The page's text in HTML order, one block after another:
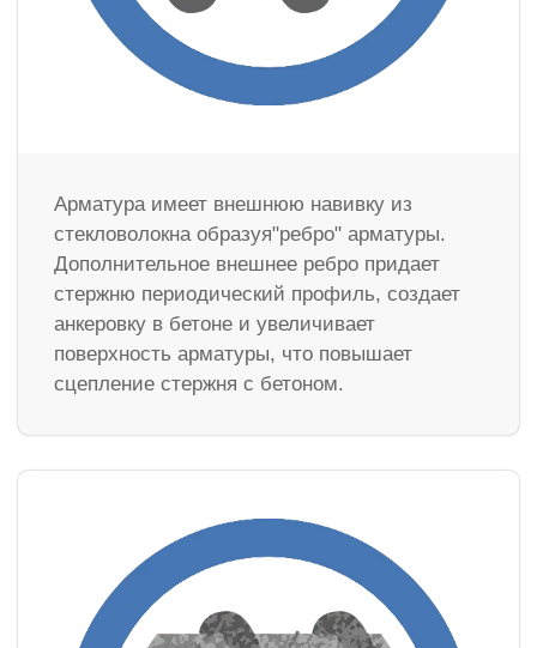
Арматура имеет внешнюю навивку из
стекловолокна образуя"ребро" арматуры.
Дополнительное внешнее ребро придает
стержню периодический профиль, создает
анкеровку в бетоне и увеличивает
поверхность арматуры, что повышает
сцепление стержня с бетоном.